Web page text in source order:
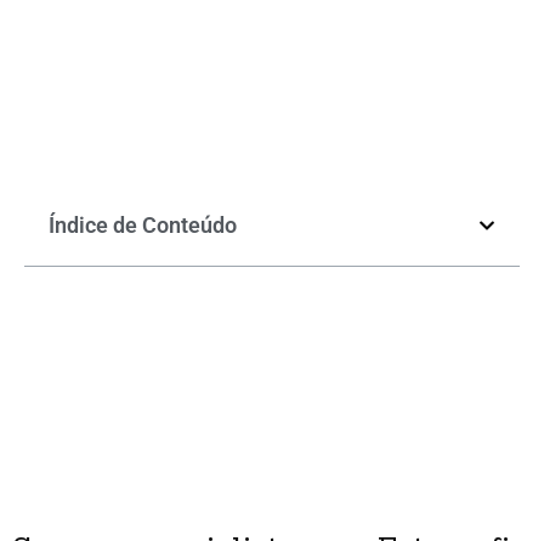
Índice de Conteúdo